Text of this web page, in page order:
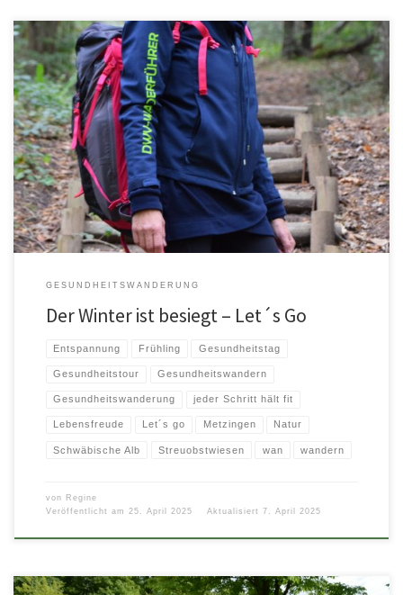
Mit dem April erwacht die Natur endgültig zum Leben, und wir lassen den
Winter hinter uns! Ab April starten wir […]
GESUNDHEITSWANDERUNG
Der Winter ist besiegt – Let´s Go
Entspannung Frühling Gesundheitstag
Gesundheitstour Gesundheitswandern
Gesundheitswanderung jeder Schritt hält fit
Lebensfreude Let´s go Metzingen Natur
Schwäbische Alb Streuobstwiesen wan wandern
von Regine
Veröffentlicht am 25. April 2025 Aktualisiert 7. April 2025